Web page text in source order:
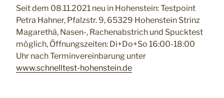
Seit dem 08.11.2021 neu in Hohenstein: Testpoint
Petra Hahner, Pfalzstr. 9, 65329 Hohenstein Strinz
Magarethä, Nasen-, Rachenabstrich und Spucktest
möglich, Öffnungszeiten: Di+Do+So 16:00-18:00
Uhr nach Terminvereinbarung unter
www.schnelltest-hohenstein.de